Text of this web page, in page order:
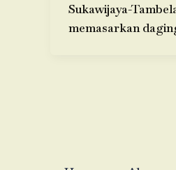
Sukawijaya-
memasarkan